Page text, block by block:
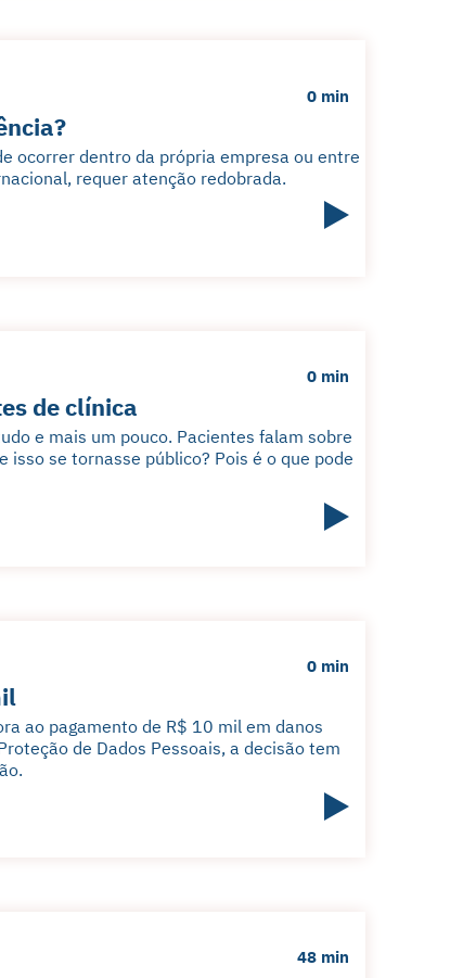
0 min
ocorrer dentro da própria empresa ou entre
requer atenção redobrada.
0 min
de clínica
e mais um pouco. Pacientes falam sobre
se tornasse público? Pois é o que pode
0 min
ao pagamento de R$ 10 mil em danos
de Dados Pessoais, a decisão tem
48 min